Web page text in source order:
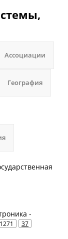
Ассоциации
География
-
1271 37